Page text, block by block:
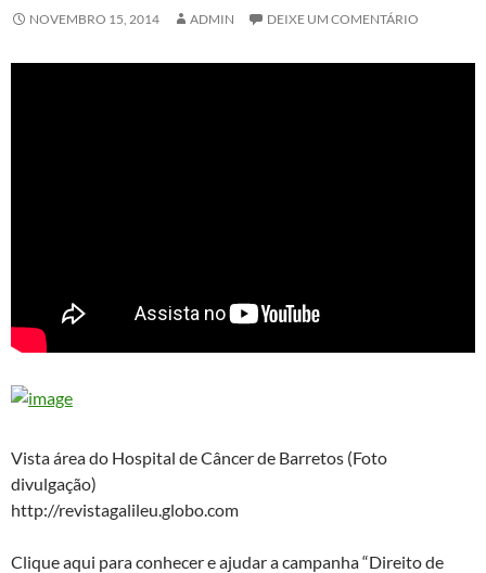
NOVEMBRO 15, 2014 ADMIN DEIXE UM COMENTÁRIO
Vista área do Hospital de Câncer de Barretos (Foto
divulgação)
http://revistagalileu.globo.com
Clique aqui para conhecer e ajudar a campanha “Direito de